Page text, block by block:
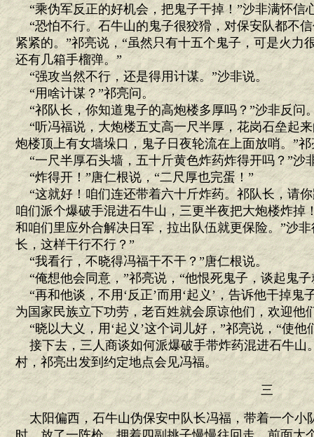
“乘伪军反正的好机会，把鬼子干掉！”沙非满怀信
“恐怕不行。石牛山的鬼子很狡猾，对保安队都不
紧紧的。”祁亮说，“虽然只有十五个鬼子，可是火力
还有几箱手榴弹。”
“强攻当然不行，还是得用计谋。”沙非说。
“用啥计谋？”祁亮问。
“祁队长，你知道鬼子的高炮楼多厚吗？”沙非反问
“听冯福说，大炮楼五丈高一尺半厚，花岗石垒起
炮楼顶上有女墙垛口，鬼子日夜轮流在上面放哨。”
“一尺半厚石头墙，五十斤黄色炸药炸得开吗？”沙
“炸得开！”唐仁根说，“二尺厚也完蛋！”
“这就好！咱们连还带着六十斤炸药。祁队长，请
咱们派个爆破手混进石牛山，三更半夜把大炮楼炸掉
和咱们里应外合解决日军，拉出队伍就更保险。”沙
长，这样干行不行？”
“我看行，不晓得冯福干不干？”唐仁根说。
“俺想他会同意，”祁亮说，“他恨死鬼子，谈起鬼子
“再和他谈，不用‘反正’而用‘起义’，告诉他干掉鬼
为国家民族立下功劳，老百姓就会原谅他们，欢迎他
“晓以大义，用‘起义’这个词儿好，”祁亮说，“使他
接下去，三人商谈如何派爆破手带炸药混进石牛山
村，祁亮出发到约定地点会见冯福。
三
太阳偏西，石牛山伪保安中队长冯福，带着一个小